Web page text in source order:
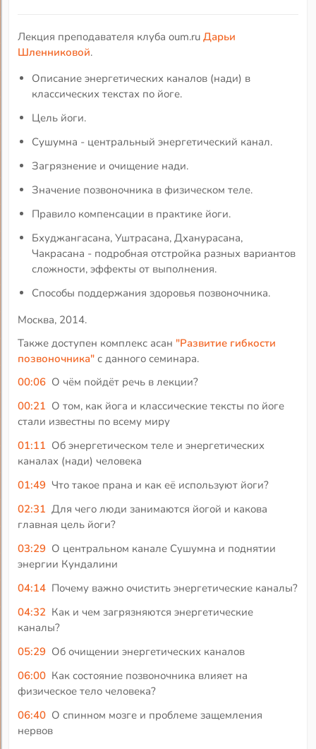
Лекция преподавателя клуба oum.ruДарьи
Шленниковой.
Описание энергетических каналов (нади) в
классических текстах по йоге.
Цель йоги.
Сушумна - центральный энергетический канал.
Загрязнение и очищение нади.
Значение позвоночника в физическом теле.
Правило компенсации в практике йоги.
Бхуджангасана, Уштрасана, Дханурасана,
Чакрасана - подробная отстройка разных вариантов
сложности, эффекты от выполнения.
Способы поддержания здоровья позвоночника.
Москва, 2014.
Также доступен комплекс асан "Развитие гибкости
позвоночника" с данного семинара.
00:06 О чём пойдёт речь в лекции?
00:21 О том, как йога и классические тексты по йоге
стали известны по всему миру
01:11 Об энергетическом теле и энергетических
каналах (нади) человека
01:49 Что такое прана и как её используют йоги?
02:31 Для чего люди занимаются йогой и какова
главная цель йоги?
03:29 О центральном канале Сушумна и поднятии
энергии Кундалини
04:14 Почему важно очистить энергетические каналы?
04:32 Как и чем загрязняются энергетические
каналы?
05:29 Об очищении энергетических каналов
06:00 Как состояние позвоночника влияет на
физическое тело человека?
06:40 О спинном мозге и проблеме защемления
нервов